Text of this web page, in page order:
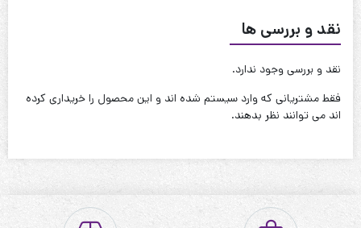
نقد و بررسی ها
نقد و بررسی وجود ندارد.
فقط مشتریانی که وارد سیستم شده اند و این محصول را خریداری کرده
اند می توانند نظر بدهند.